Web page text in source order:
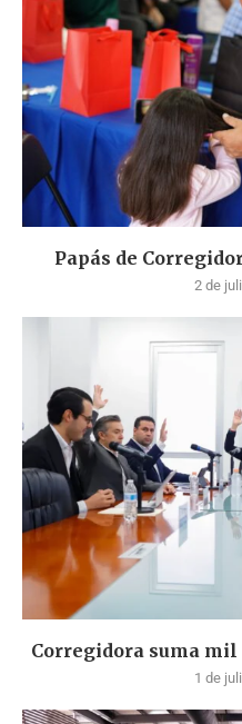
Papás de
2 de
Corregidora suma
1 de